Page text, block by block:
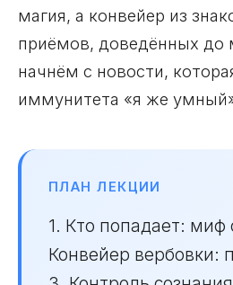
магия, а конвейер из
приёмов, доведённых
начнём с новости,
иммунитета «я же
ПЛАН ЛЕКЦИИ
1. Кто попадает: миф
Конвейер вербовки: